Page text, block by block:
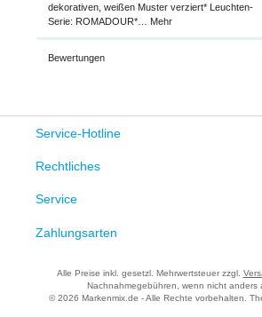
dekorativen, weißen Muster verziert* Leuchten-
Serie: ROMADOUR*… Mehr
Bewertungen
Service-Hotline
Rechtliches
Service
Zahlungsarten
Alle Preise inkl. gesetzl. Mehrwertsteuer zzgl.
Nachnahmegebühren, wenn nicht anders
© 2026 Markenmix.de - Alle Rechte vorbehalten.